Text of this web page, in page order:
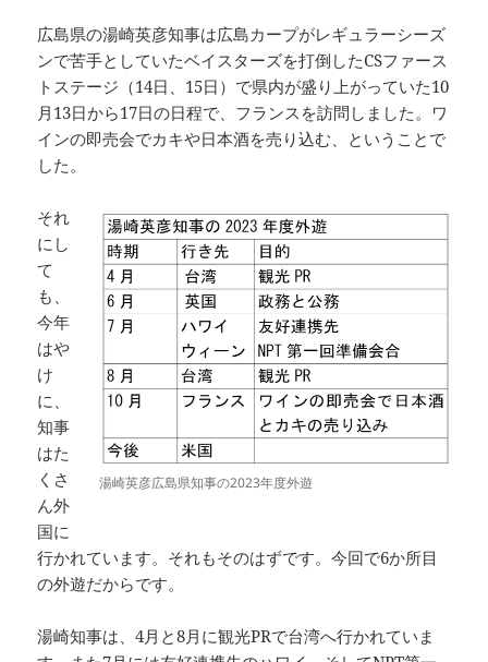
広島県の湯崎英彦知事は広島カープがレギュラーシーズ
ンで苦手としていたベイスターズを打倒したCSファース
トステージ（14日、15日）で県内が盛り上がっていた10
月13日から17日の日程で、フランスを訪問しました。ワ
インの即売会でカキや日本酒を売り込む、ということで
した。
湯崎英彦広島県知事の2023年度外遊
それ
にし
て
も、
今年
はや
け
に、
知事
はた
くさ
ん外
国に
行かれています。それもそのはずです。今回で6か所目
の外遊だからです。
湯崎知事は、4月と8月に観光PRで台湾へ行かれていま